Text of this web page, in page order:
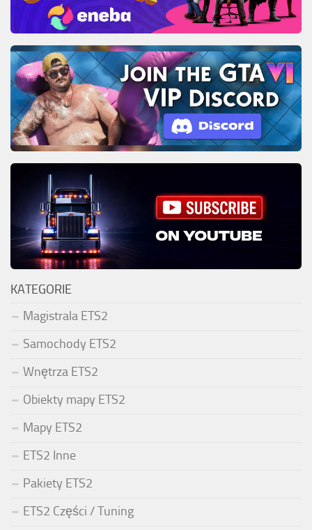
KATEGORIE
Magistrala ETS2
Samochody ETS2
Wnętrza ETS2
Obiekty mapy ETS2
Mapy ETS2
ETS2 Inne
Pakiety ETS2
ETS2 Części / Tuning